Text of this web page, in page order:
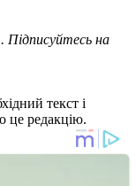
Підписуйтесь на
текст і
це редакцію.